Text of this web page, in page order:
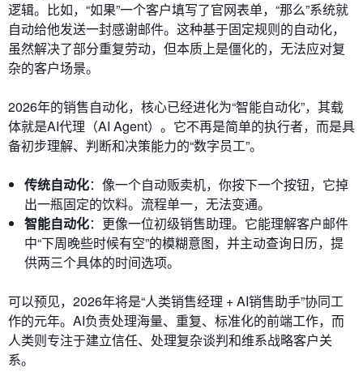
逻辑。比如，“如果”一个客户填写了官网表单，“那么”系统就
自动给他发送一封感谢邮件。这种基于固定规则的自动化，
虽然解决了部分重复劳动，但本质上是僵化的，无法应对复
杂的客户场景。
2026年的销售自动化，核心已经进化为“智能自动化”，其载
体就是AI代理（AI Agent）。它不再是简单的执行者，而是具
备初步理解、判断和决策能力的“数字员工”。
传统自动化：像一个自动贩卖机，你按下一个按钮，它掉
出一瓶固定的饮料。流程单一，无法变通。
智能自动化：更像一位初级销售助理。它能理解客户邮件
中“下周晚些时候有空”的模糊意图，并主动查询日历，提
供两三个具体的时间选项。
可以预见，2026年将是“人类销售经理 + AI销售助手”协同工
作的元年。AI负责处理海量、重复、标准化的前端工作，而
人类则专注于建立信任、处理复杂谈判和维系战略客户关
系。